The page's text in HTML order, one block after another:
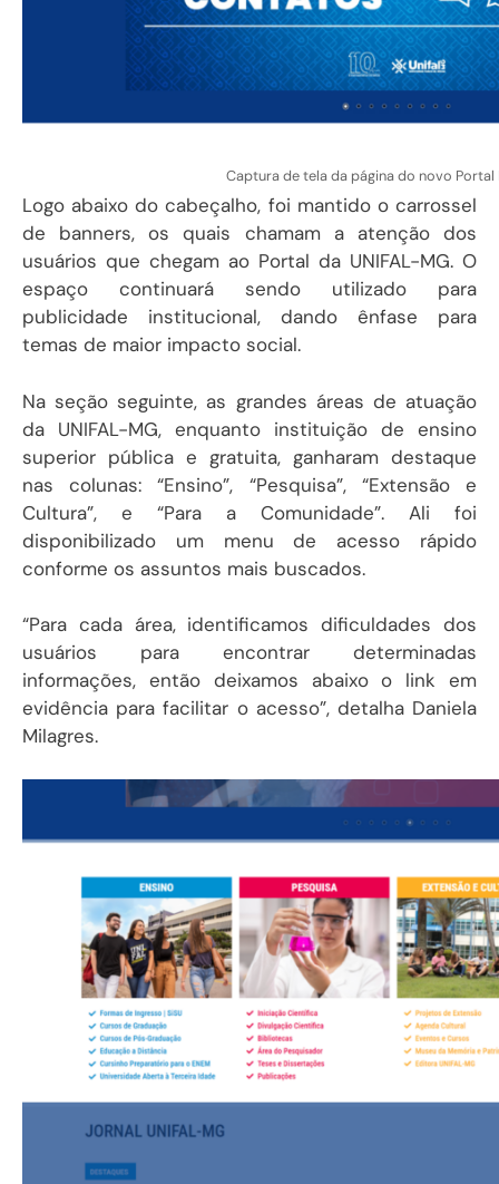
Captura de tela da página do novo
Logo abaixo do cabeçalho, foi mantido o carrossel
de banners, os quais chamam a atenção dos
usuários que chegam ao Portal da UNIFAL-MG. O
espaço continuará sendo utilizado para
publicidade institucional, dando ênfase para
temas de maior impacto social.
Na seção seguinte, as grandes áreas de atuação
da UNIFAL-MG, enquanto instituição de ensino
superior pública e gratuita, ganharam destaque
nas colunas: “Ensino”, “Pesquisa”, “Extensão e
Cultura”, e “Para a Comunidade”. Ali foi
disponibilizado um menu de acesso rápido
conforme os assuntos mais buscados.
“Para cada área, identificamos dificuldades dos
usuários para encontrar determinadas
informações, então deixamos abaixo o link em
evidência para facilitar o acesso”, detalha Daniela
Milagres.